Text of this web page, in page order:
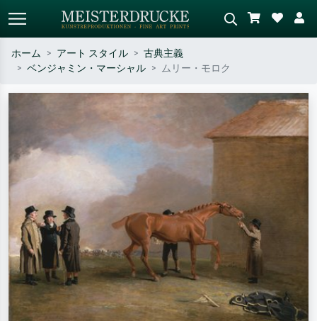
作家名・作品名・スタイルで検索
– 例：モネ、星月夜、印象派、北
斎の波、ヌード。
シーンを説明してください – 例：
緑の草原、赤の多い抽象画、暗い
油絵、木のそばの立ち姿のヌー
ホーム アート スタイル
古典主義
ベンジャミン・マーシャル
ムリー・モロク